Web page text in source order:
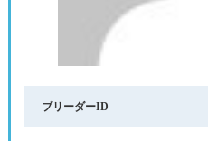
ブリーダーID